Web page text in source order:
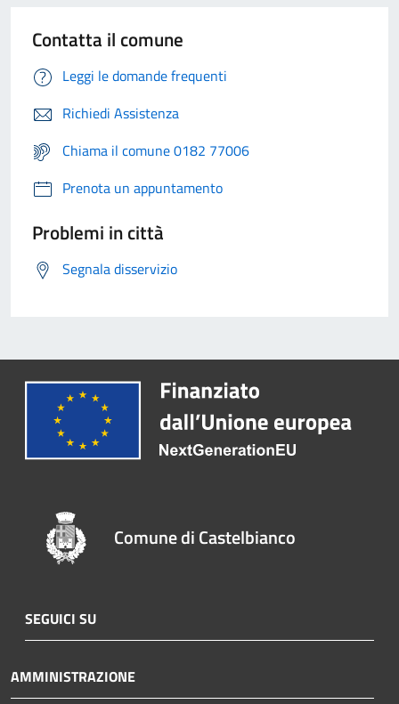
Contatta il comune
Leggi le domande frequenti
Richiedi Assistenza
Chiama il comune 0182 77006
Prenota un appuntamento
Problemi in città
Segnala disservizio
Comune di Castelbianco
SEGUICI SU
AMMINISTRAZIONE